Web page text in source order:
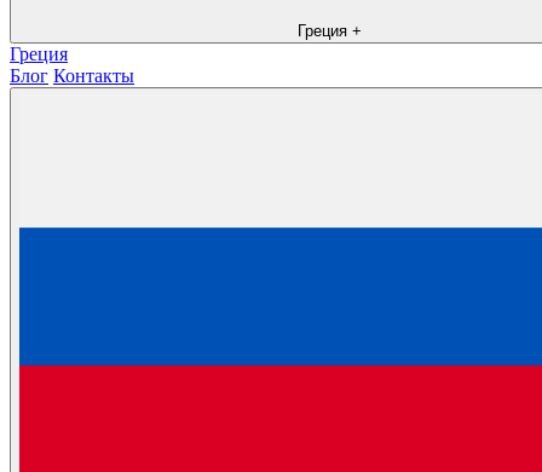
Греция +
Греция
Блог Контакты